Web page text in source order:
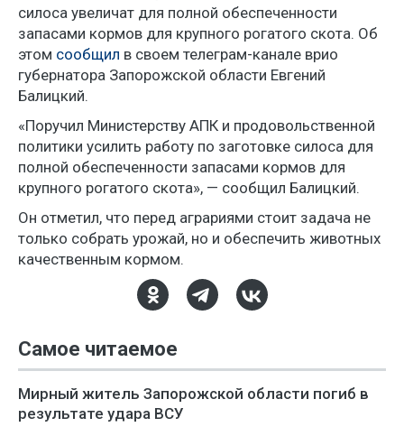
силоса увеличат для полной обеспеченности
запасами кормов для крупного рогатого скота. Об
этом сообщил в своем телеграм-канале врио
губернатора Запорожской области Евгений
Балицкий.
«Поручил Министерству АПК и продовольственной
политики усилить работу по заготовке силоса для
полной обеспеченности запасами кормов для
крупного рогатого скота», — сообщил Балицкий.
Он отметил, что перед аграриями стоит задача не
только собрать урожай, но и обеспечить животных
качественным кормом.
Самое читаемое
Мирный житель Запорожской области погиб в
результате удара ВСУ